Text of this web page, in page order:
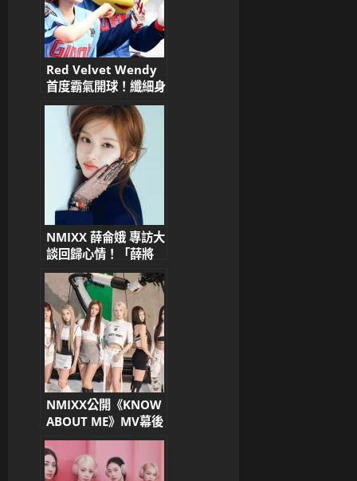
Red Velvet Wendy
首度霸氣開球！纖細身
姿驚艷釜山社稷棒球場
NMIXX 薛侖娥 專訪大
談回歸心情！「薛將
軍」暱稱背後藏暖心故
事
NMIXX公開《KNOW
ABOUT ME》MV幕後
花絮，回歸熱潮持續升
溫！